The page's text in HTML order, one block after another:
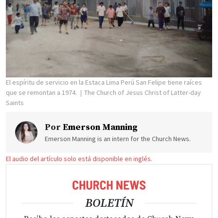
El espíritu de servicio en la Estaca Lima Perú San Felipe tiene raíces
que se remontan a 1974.
The Church of Jesus Christ of Latter-day
Saints
Por Emerson Manning
Emerson Manning is an intern for the Church News.
El audio del artículo solo está disponible en inglés.
BOLETÍN